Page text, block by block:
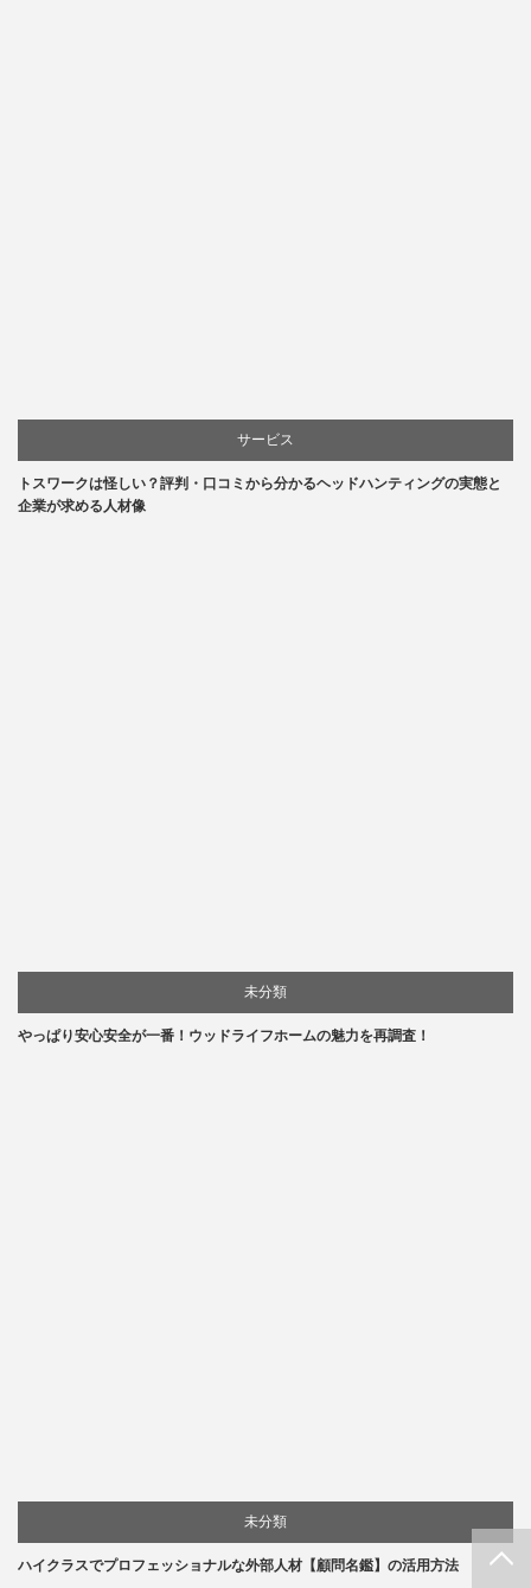
サービス
トスワークは怪しい？評判・口コミから分かるヘッドハンティングの実態と
企業が求める人材像
未分類
やっぱり安心安全が一番！ウッドライフホームの魅力を再調査！
未分類
ハイクラスでプロフェッショナルな外部人材【顧問名鑑】の活用方法